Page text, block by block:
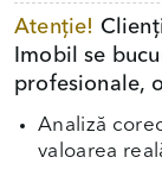
Atenție!
Imobil se
profesionale,
Analiză
valoarea